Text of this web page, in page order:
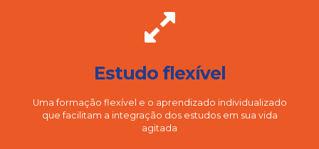
Estudo flexível
Uma formação flexível e o aprendizado individualizado
que facilitam a integração dos estudos em sua vida
agitada